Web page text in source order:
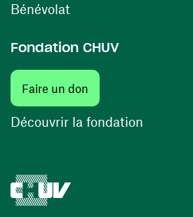
Bénévolat
Fondation CHUV
Faire un don
Découvrir la fondation